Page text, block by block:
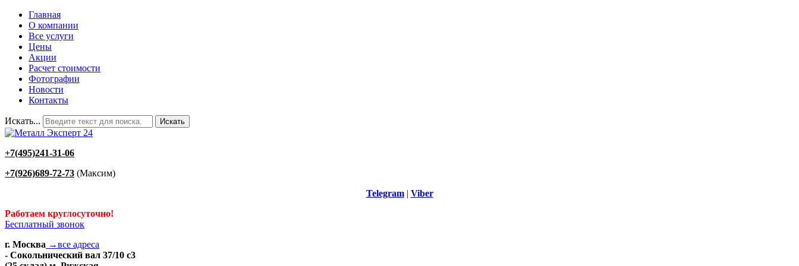
Главная
О компании
Все услуги
Цены
Акции
Расчет стоимости
Фотографии
Новости
Контакты
Искать... Искать
+7(495)241-31-06
+7(926)689-72-73 (Максим)
Telegram| Viber
Работаем круглосуточно!
Бесплатный звонок
г. Москва →все адреса
- Сокольнический вал 37/10 с3